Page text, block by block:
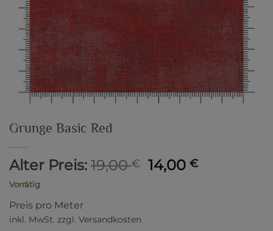
Grunge Basic Red
Alter Preis: 19,00€
Ursprünglicher
14,00€Aktueller
Vorrätig
Preis pro Meter
inkl. MwSt. zzgl. Versandkosten